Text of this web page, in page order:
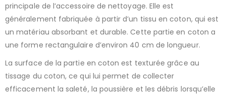
principale de l’accessoire de nettoyage. Elle est
généralement fabriquée à partir d’un tissu en coton, qui est
un matériau absorbant et durable. Cette partie en coton a
une forme rectangulaire d’environ 40 cm de longueur.
La surface de la partie en coton est texturée grâce au
tissage du coton, ce qui lui permet de collecter
efficacement la saleté, la poussière et les débris lorsqu’elle